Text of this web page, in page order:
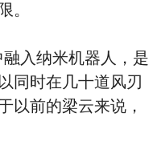
。
入纳米机器人，是
同时在几十道风刃
以前的梁云来说，